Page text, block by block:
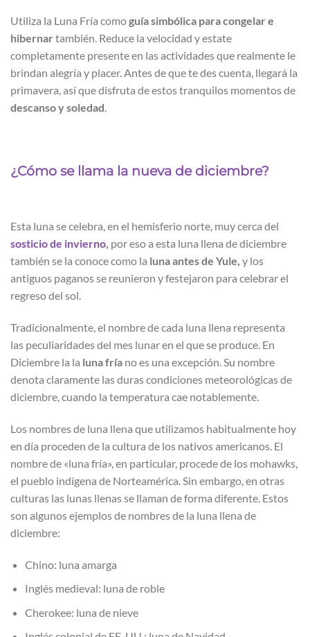
Utiliza la Luna Fría comoguía simbólica para congelar e
hibernar también. Reduce la velocidad y estate
completamente presente en las actividades que realmente le
brindan alegría y placer. Antes de que te des cuenta, llegará la
primavera, así que disfruta de estos tranquilos momentos de
descanso y soledad.
¿Cómo se llama la nueva de diciembre?
Esta luna se celebra, en el hemisferio norte, muy cerca del
sosticio de invierno, por eso a esta luna llena de diciembre
también se la conoce como la luna antes de Yule, y los
antiguos paganos se reunieron y festejaron para celebrar el
regreso del sol.
Tradicionalmente, el nombre de cada luna llena representa
las peculiaridades del mes lunar en el que se produce. En
Diciembre la la luna fría no es una excepción. Su nombre
denota claramente las duras condiciones meteorológicas de
diciembre, cuando la temperatura cae notablemente.
Los nombres de luna llena que utilizamos habitualmente hoy
en día proceden de la cultura de los nativos americanos. El
nombre de «luna fría», en particular, procede de los mohawks,
el pueblo indígena de Norteamérica. Sin embargo, en otras
culturas las lunas llenas se llaman de forma diferente. Estos
son algunos ejemplos de nombres de la luna llena de
diciembre:
Chino: luna amarga
Inglés medieval: luna de roble
Cherokee: luna de nieve